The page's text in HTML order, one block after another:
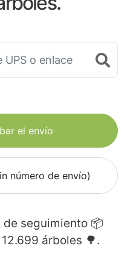
el envío
número de envío)
de seguimiento 📦
12.699 árboles 🌳.